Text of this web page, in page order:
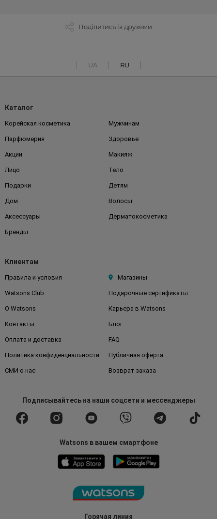
Поділитись із друзями
UA RU
Горячая линия
Каталог
Корейская косметика Мужчинам
Парфюмерия Здоровье
Акции Макияж
Лицо Тело
Подарки Детям
Дом Волосы
Аксессуары Дерматокосметика
Бренды
Клиентам
Правила и условия Магазины
Watsons Club Подарочные сертификаты
О Watsons Карьера в Watsons
Контакты Блог
Оплата и доставка FAQ
Политика конфиденциальности Публичная оферта
СМИ о нас Возврат заказа
Подписывайтесьна наши соцсети и мессенджеры
Watsons в вашем смартфоне